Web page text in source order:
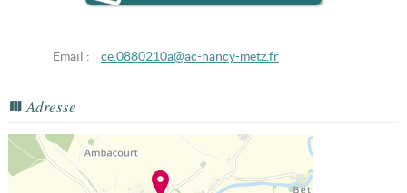
Email : ce.0880210a@ac-nancy-metz.fr
Adresse